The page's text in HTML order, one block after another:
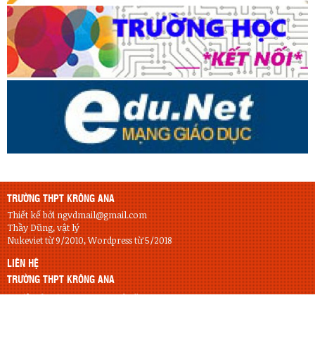
Thiết kế bởi ngvdmail@gmail.com
Thầy Dũng, vật lý
Nukeviet từ 9/2010, Wordpress từ 5/2018
LIÊN HỆ
TRƯỜNG THPT KRÔNG ANA
Điện thoại:0262.3637.062 hoặc 0262.665.707
Email:thptkrongana@thptkrongana.edu.vn